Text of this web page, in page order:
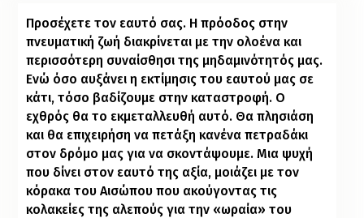
Προσέχετε τον εαυτό σας. Η πρόοδος στην
πνευματική ζωή διακρίνεται με την ολοένα και
περισσότερη συναίσθησι της μηδαμινότητός μας.
Ενώ όσο αυξάνει η εκτίμησις του εαυτού μας σε
κάτι, τόσο βαδίζουμε στην καταστροφή. Ο
εχθρός θα το εκμεταλλευθή αυτό. Θα πλησιάση
και θα επιχειρήση να πετάξη κανένα πετραδάκι
στον δρόμο μας για να σκοντάψουμε. Μια ψυχή
που δίνει στον εαυτό της αξία, μοιάζει με τον
κόρακα του Αισώπου που ακούγοντας τις
κολακείες της αλεπούς για την «ωραία» του